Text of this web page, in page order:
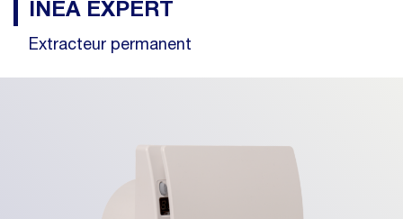
INEA EXPERT
Extracteur permanent